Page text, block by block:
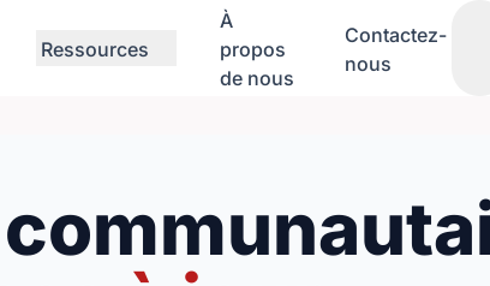
Ressources
À
propos
de nous
Contactez-
nous